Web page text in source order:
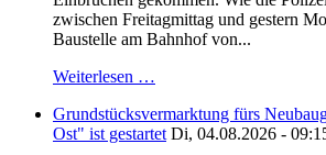
zwischen Freitagmittag und gestern
Baustelle am Bahnhof von...
Weiterlesen …
Grundstücksvermarktung fürs
Ost" ist gestartet Di, 04.08.2026 -